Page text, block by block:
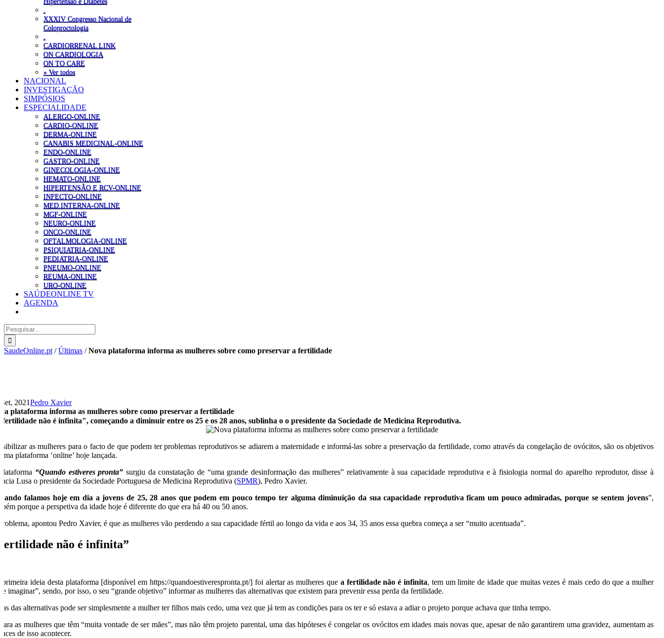
XXXIV Congresso Nacional de
Coloproctologia
CARDIORRENAL LINK
ON CARDIOLOGIA
ON TO CARE
» Ver todos
NACIONAL
INVESTIGAÇÃO
SIMPÓSIOS
ESPECIALIDADE
ALERGO-ONLINE
CARDIO-ONLINE
DERMA-ONLINE
CANABIS MEDICINAL-ONLINE
ENDO-ONLINE
GASTRO-ONLINE
GINECOLOGIA-ONLINE
HEMATO-ONLINE
HIPERTENSÃO E RCV-ONLINE
INFECTO-ONLINE
MED.INTERNA-ONLINE
MGF-ONLINE
NEURO-ONLINE
ONCO-ONLINE
OFTALMOLOGIA-ONLINE
PSIQUIATRIA-ONLINE
PEDIATRIA-ONLINE
PNEUMO-ONLINE
REUMA-ONLINE
URO-ONLINE
SAÚDEONLINE TV
AGENDA
Pesquisar
SaudeOnline.pt /Últimas /Nova plataforma informa as mulheres sobre como preservar a fertilidade
2021Pedro Xavier
plataforma informa as mulheres sobre como preservar a fertilidade
não é infinita", começando a diminuir entre os 25 e os 28 anos, sublinha o o presidente da Sociedade de Medicina Reprodutiva.
as mulheres para o facto de que podem ter problemas reprodutivos se adiarem a maternidade e informá-las sobre a preservação da fertilidade, como através da congelação de ovócitos, são os objetivos
plataforma ‘online’ hoje lançada.
“Quando estiveres pronta” surgiu da constatação de “uma grande desinformação das mulheres” relativamente à sua capacidade reprodutiva e à fisiologia normal do aparelho reprodutor, disse à
Lusa o presidente da Sociedade Portuguesa de Medicina Reprodutiva (SPMR), Pedro Xavier.
falamos hoje em dia a jovens de 25, 28 anos que podem em pouco tempo ter alguma diminuição da sua capacidade reprodutiva ficam um pouco admiradas, porque se sentem jovens”,
porque a perspetiva da idade hoje é diferente do que era há 40 ou 50 anos.
apontou Pedro Xavier, é que as mulheres vão perdendo a sua capacidade fértil ao longo da vida e aos 34, 35 anos essa quebra começa a ser “muito acentuada”.
não é infinita”
ideia desta plataforma [disponível em https://quandoestiverespronta.pt/] foi alertar as mulheres que a fertilidade não é infinita, tem um limite de idade que muitas vezes é mais cedo do que a mulher
imaginar”, sendo, por isso, o seu “grande objetivo” informar as mulheres das alternativas que existem para prevenir essa perda da fertilidade.
das alternativas pode ser simplesmente a mulher ter filhos mais cedo, uma vez que já tem as condições para os ter e só estava a adiar o projeto porque achava que tinha tempo.
as mulheres que têm “muita vontade de ser mães”, mas não têm projeto parental, uma das hipóteses é congelar os ovócitos em idades mais novas que, apesar de não garantirem uma gravidez, aumentam as
de isso acontecer.